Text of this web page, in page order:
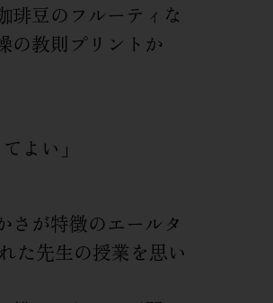
琲豆のフルーティな
の教則プリントか
よい」
さが特徴のエールタ
た先生の授業を思い